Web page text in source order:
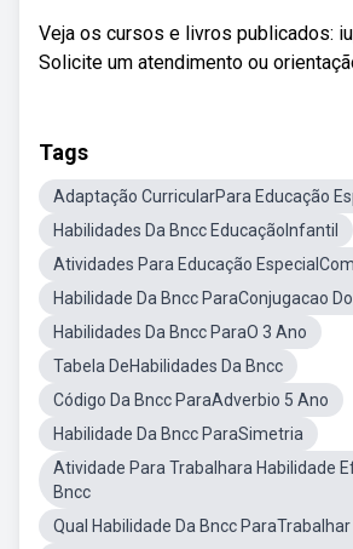
Veja os cursos e livros publicados:
Solicite um atendimento ou
Tags
Adaptação CurricularPara Educação
Habilidades Da Bncc EducaçãoInfantil
Atividades Para Educação
Habilidade Da Bncc ParaConjugacao
Habilidades Da Bncc ParaO 3 Ano
Tabela DeHabilidades Da Bncc
Código Da Bncc ParaAdverbio 5 Ano
Habilidade Da Bncc ParaSimetria
Atividade Para Trabalhara Habilidade
Bncc
Qual Habilidade Da Bncc